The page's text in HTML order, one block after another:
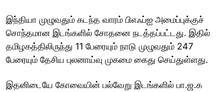
இந்தியா முழுவதும் கடந்த வாரம் பிஎஃப்ஐ அமைப்புக்குச்
சொந்தமான இடங்களில் சோதனை நடத்தப்பட்டது. இதில்
தமிழகத்திலிருந்து 11 பேரையும் நாடு முழுவதும் 247
பேரையும் தேசிய புலனாய்வு முகமை கைது செய்துள்ளது.
இதனிடையே கோவையின் பல்வேறு இடங்களில் பா.ஜ.க